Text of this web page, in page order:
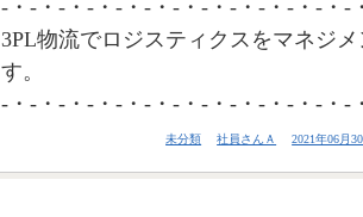
-・-・-・-・-・-・-・-・-・-・-・-・-
3PL物流でロジスティクスをマネジ
す。
-・-・-・-・-・-・-・-・-・-・-・-・-
未分類 社員さんＡ 2021年06月